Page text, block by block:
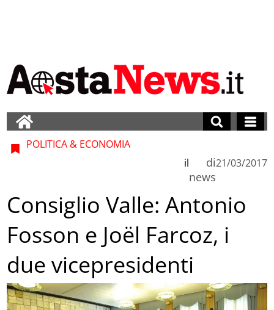
POLITICA & ECONOMIA
di
news
il 21/03/2017
Consiglio Valle: Antonio
Fosson e Joël Farcoz, i
due vicepresidenti